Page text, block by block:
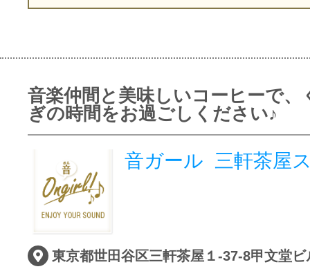
音楽仲間と美味しいコーヒーで、
ぎの時間をお過ごしください♪
音ガール 三軒茶屋
東京都世田谷区三軒茶屋１-37-8甲文堂ビ